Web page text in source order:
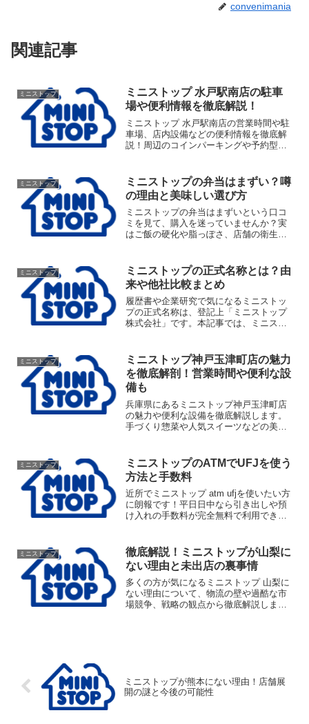
convenimania
関連記事
ミニストップ
ミニストップ 水戸駅南店の駐車
場や便利情報を徹底解説！
ミニストップ 水戸駅南店の営業時間や駐
車場、店内設備などの便利情報を徹底解
説！周辺のコインパーキングや予約型
く利用するためのポイントが満載です。
通勤時の利用やアルバイト検討中の方に
も役立つ内容です。
ミニストップ
ミニストップの弁当はまずい？噂
の理由と美味しい選び方
ミニストップの弁当はまずいという口コ
ミを見て、購入を迷っていませんか？実
はご飯の硬化や脂っぽさ、店舗の衛生面
いと言われるのか客観的な原因を徹底解
説し、失敗しない店内調理の手づくり弁
当の選び方をご紹介します。
ミニストップ
ミニストップの正式名称とは？由
来や他社比較まとめ
履歴書や企業研究で気になるミニストッ
プの正式名称は、登記上「ミニストップ
株式会社」です。本記事では、ミニスト
他社との違いまで徹底解説します。由来
やロゴの秘密を知ることで、お店への見
方が大きく変わるはずです。
ミニストップ
ミニストップ神戸玉津町店の魅力
を徹底解剖！営業時間や便利な設
備も
兵庫県にあるミニストップ神戸玉津町店
の魅力や便利な設備を徹底解説します。
手づくり惣菜や人気スイーツなどの美味
載です。ミニストップ神戸玉津町店が地
域で愛される22時間営業の秘密やバイト
情報も紹介します。
ミニストップ
ミニストップのATMでUFJを使う
方法と手数料
近所でミニストップ atm ufjを使いたい方
に朗報です！平日日中なら引き出しや預
け入れの手数料が完全無料で利用できま
ップ atm ufjを最もお得に賢く活用するた
めのポイントを分かりやすく徹底解説し
ます。
ミニストップ
徹底解説！ミニストップが山梨に
ない理由と未出店の裏事情
多くの方が気になるミニストップ 山梨に
ない理由について、物流の壁や過酷な市
場競争、戦略の観点から徹底解説しま
ミニストップが熊本にない理由！店舗展
開の謎と今後の可能性